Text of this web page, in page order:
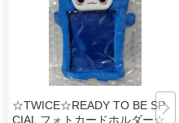
☆TWICE☆READY TO BE SPE
CIAL フォトカードホルダー☆